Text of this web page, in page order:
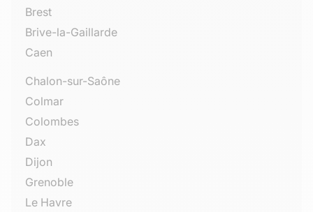
Brest
Brive-la-Gaillarde
Caen
Chalon-sur-Saône
Colmar
Colombes
Dax
Dijon
Grenoble
Le Havre